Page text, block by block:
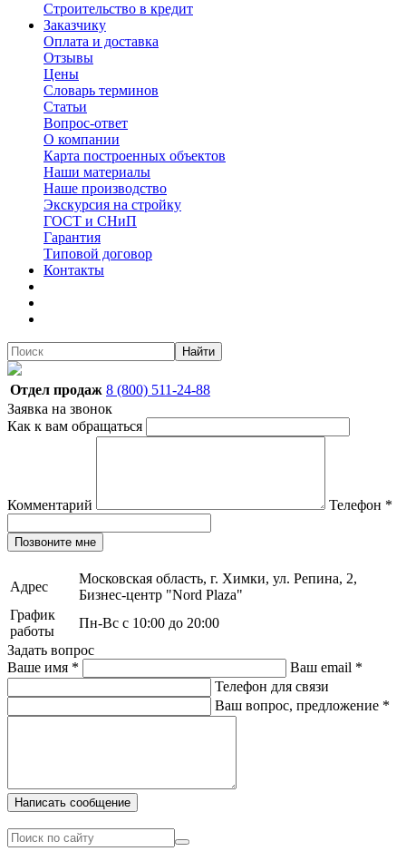
Строительство в кредит
Заказчику
Оплата и доставка
Отзывы
Цены
Словарь терминов
Статьи
Вопрос-ответ
О компании
Карта построенных объектов
Наши материалы
Наше производство
Экскурсия на стройку
ГОСТ и СНиП
Гарантия
Типовой договор
Контакты
Найти
Отдел продаж 8 (800) 511-24-88
Заявка на звонок
Как к вам обращаться
Комментарий Телефон *
Позвоните мне
Адрес
Московская область, г. Химки, ул. Репина, 2,
Бизнес-центр "Nord Plaza"
График
работы
Пн-Вс с 10:00 до 20:00
Задать вопрос
Ваше имя * Ваш email *
Телефон для связи
Ваш вопрос, предложение *
Написать сообщение